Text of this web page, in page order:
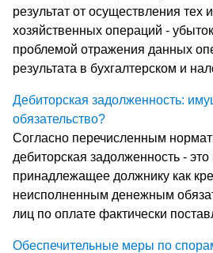
результат от осуществления тех
хозяйственных операций -
проблемой отражения данных
результата в бухгалтерском и
Дебиторская задолженность:
обязательство?
Согласно перечисленным
дебиторская задолженность -
принадлежащее должнику как
неисполненным денежным
лиц по оплате фактически
Обеспечительные меры по